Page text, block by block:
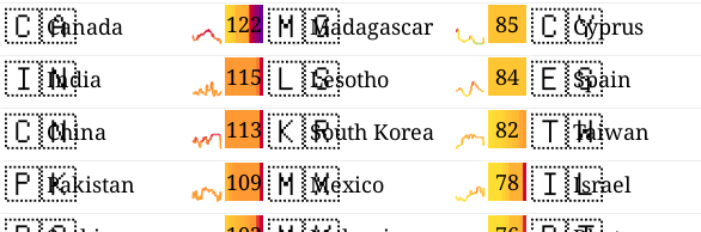
🇨🇦 122
Canada
🇮🇳 115
India
🇨🇳 113
China
🇵🇰 109
Pakistan
🇲🇬 85
Madagascar
🇱🇸 84
Lesotho
🇰🇷 82
South Korea
🇲🇽 78
Mexico
🇨🇾Cyprus
🇪🇸Spain
🇹🇼Taiwan
🇮🇱Israel